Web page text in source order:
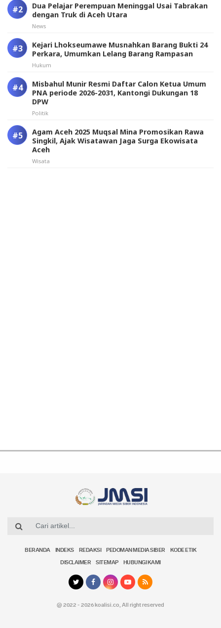
Dua Pelajar Perempuan Meninggal Usai Tabrakan
dengan Truk di Aceh Utara
News
Kejari Lhokseumawe Musnahkan Barang Bukti 24
Perkara, Umumkan Lelang Barang Rampasan
Hukum
Misbahul Munir Resmi Daftar Calon Ketua Umum
PNA periode 2026-2031, Kantongi Dukungan 18
DPW
Politik
Agam Aceh 2025 Muqsal Mina Promosikan Rawa
Singkil, Ajak Wisatawan Jaga Surga Ekowisata
Aceh
Wisata
BERANDA INDEKS REDAKSI PEDOMAN MEDIA SIBER KODE ETIK
DISCLAIMER SITEMAP HUBUNGI KAMI
@ 2022 - 2026 koalisi.co, All right reserved